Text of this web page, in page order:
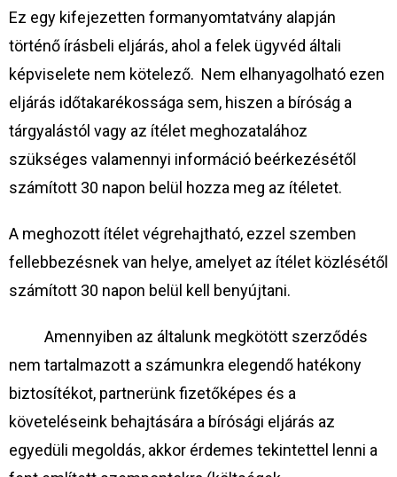
Ez egy kifejezetten formanyomtatvány alapján
történő írásbeli eljárás, ahol a felek ügyvéd általi
képviselete nem kötelező. Nem elhanyagolható ezen
eljárás időtakarékossága sem, hiszen a bíróság a
tárgyalástól vagy az ítélet meghozatalához
szükséges valamennyi információ beérkezésétől
számított 30 napon belül hozza meg az ítéletet.
A meghozott ítélet végrehajtható, ezzel szemben
fellebbezésnek van helye, amelyet az ítélet közlésétől
számított 30 napon belül kell benyújtani.
Amennyiben az általunk megkötött szerződés
nem tartalmazott a számunkra elegendő hatékony
biztosítékot, partnerünk fizetőképes és a
követeléseink behajtására a bírósági eljárás az
egyedüli megoldás, akkor érdemes tekintettel lenni a